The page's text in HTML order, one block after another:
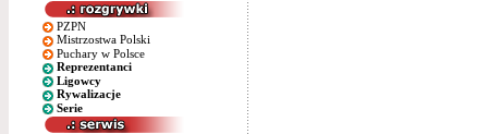
PZPN
Mistrzostwa Polski
Puchary w Polsce
Reprezentanci
Ligowcy
Rywalizacje
Serie